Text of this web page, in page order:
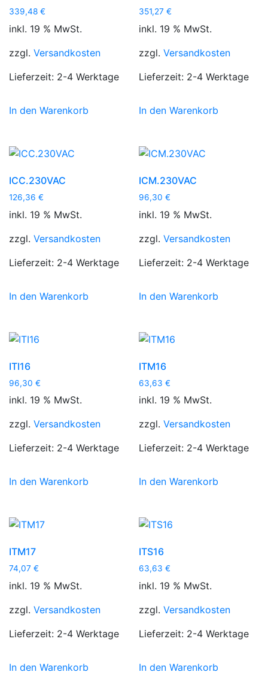
339,48 €
inkl. 19 % MwSt.
zzgl. Versandkosten
Lieferzeit: 2-4 Werktage
In den Warenkorb
351,27€
inkl. 19 % MwSt.
zzgl.Versandkosten
Lieferzeit: 2-4 Werktage
In den Warenkorb
ICC.230VAC
126,36 €
inkl. 19 % MwSt.
zzgl. Versandkosten
Lieferzeit: 2-4 Werktage
In den Warenkorb
ICM.230VAC
96,30€
inkl. 19 % MwSt.
zzgl.Versandkosten
Lieferzeit: 2-4 Werktage
In den Warenkorb
ITI16
96,30 €
inkl. 19 % MwSt.
zzgl. Versandkosten
Lieferzeit: 2-4 Werktage
In den Warenkorb
ITM16
63,63€
inkl. 19 % MwSt.
zzgl.Versandkosten
Lieferzeit: 2-4 Werktage
In den Warenkorb
ITM17
74,07 €
inkl. 19 % MwSt.
zzgl. Versandkosten
Lieferzeit: 2-4 Werktage
In den Warenkorb
ITS16
63,63€
inkl. 19 % MwSt.
zzgl.Versandkosten
Lieferzeit: 2-4 Werktage
In den Warenkorb